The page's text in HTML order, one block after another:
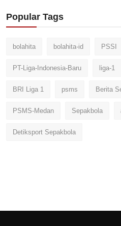
Popular Tags
bolahita bolahita-id PSSI
PT-Liga-Indonesia-Baru liga-1
BRI Liga 1 psms Berita
PSMS-Medan Sepakbola
Detiksport Sepakbola